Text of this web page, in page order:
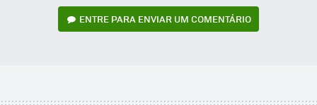
ENTRE PARA ENVIAR UM COMENTÁRIO